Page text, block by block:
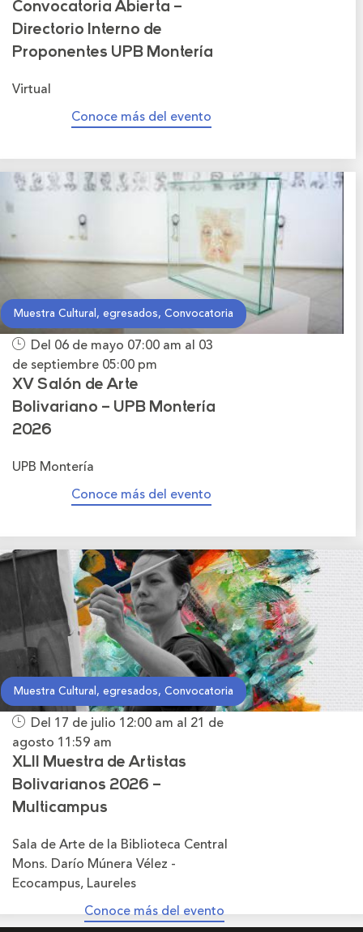
Convocatoria Abierta –
Directorio Interno de
Proponentes UPB Montería
Virtual
Conoce más del evento
Muestra Cultural, egresados, Convocatoria
Del 06 de mayo 07:00 am al 03
de septiembre 05:00 pm
XV Salón de Arte
Bolivariano – UPB Montería
2026
UPB Montería
Conoce más del evento
Muestra Cultural, egresados, Convocatoria
Del 17 de julio 12:00 am al 21 de
agosto 11:59 am
XLII Muestra de Artistas
Bolivarianos 2026 –
Multicampus
Sala de Arte de la Biblioteca Central
Mons. Darío Múnera Vélez -
Ecocampus, Laureles
Conoce más del evento